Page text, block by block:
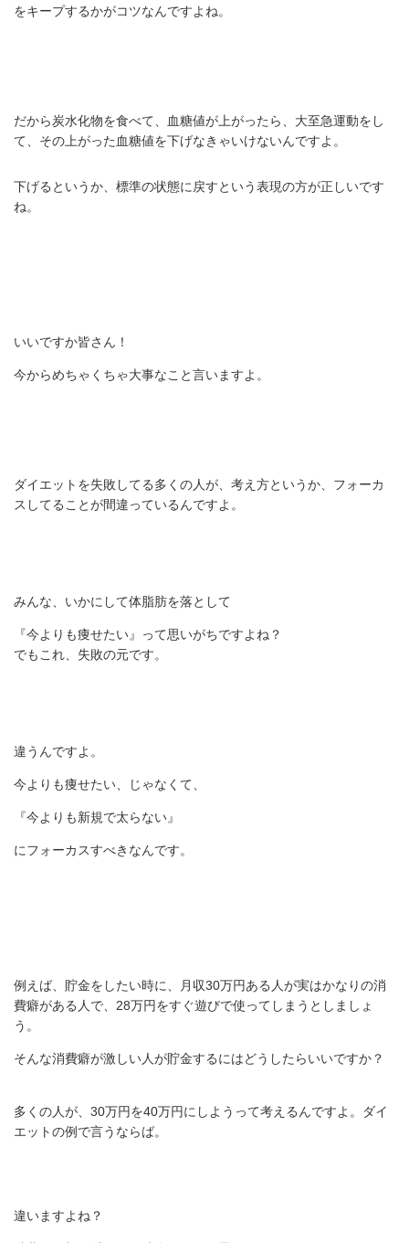
をキープするかがコツなんですよね。
だから炭水化物を食べて、血糖値が上がったら、大至急運動をし
て、その上がった血糖値を下げなきゃいけないんですよ。
下げるというか、標準の状態に戻すという表現の方が正しいです
ね。
いいですか皆さん！
今からめちゃくちゃ大事なこと言いますよ。
ダイエットを失敗してる多くの人が、考え方というか、フォーカ
スしてることが間違っているんですよ。
みんな、いかにして体脂肪を落として
『今よりも痩せたい』って思いがちですよね？
でもこれ、失敗の元です。
違うんですよ。
今よりも痩せたい、じゃなくて、
『今よりも新規で太らない』
にフォーカスすべきなんです。
例えば、貯金をしたい時に、月収30万円ある人が実はかなりの消
費癖がある人で、28万円をすぐ遊びで使ってしまうとしましょ
う。
そんな消費癖が激しい人が貯金するにはどうしたらいいですか？
多くの人が、30万円を40万円にしようって考えるんですよ。ダイ
エットの例で言うならば。
違いますよね？